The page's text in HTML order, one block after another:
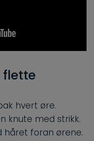
flette
hvert øre.
knute med strikk.
håret foran ørene.